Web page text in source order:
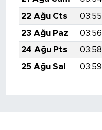
22 Ağu Cts
03:55
23 Ağu Paz
03:56
24 Ağu Pts
03:58
25 Ağu Sal
03:59